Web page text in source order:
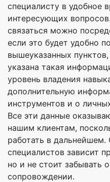
специалисту в удобное
интересующих
связаться можно
если это будет удобно
вышеуказанных
указана такая
уровень владения
дополнительную
инструментов и о
Все эти данные
нашим клиентам,
работать в
специалистов зависит
но и не стоит забывать
сопровождении.